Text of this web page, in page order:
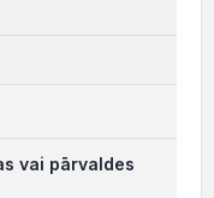
vai pārvaldes